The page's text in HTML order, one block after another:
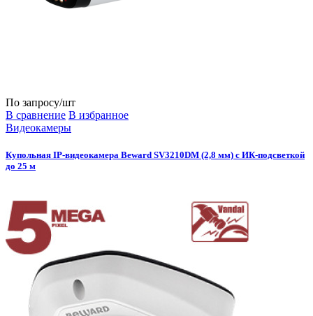
По запросу/шт
В сравнение В избранное
Видеокамеры
Купольная IP-видеокамера Beward SV3210DM (2,8 мм) с ИК-подсветкой
до 25 м